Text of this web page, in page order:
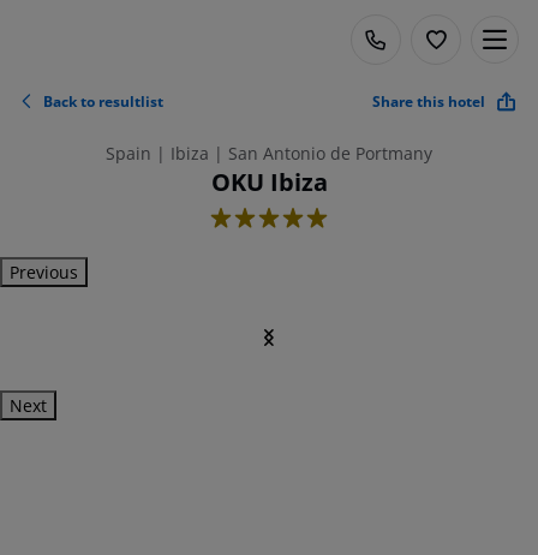
Back to resultlist Share this hotel
Spain | Ibiza | San Antonio de Portmany
OKU Ibiza
5
Previous
Next